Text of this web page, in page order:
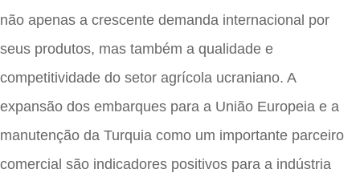
não apenas a crescente demanda internacional por
seus produtos, mas também a qualidade e
competitividade do setor agrícola ucraniano. A
expansão dos embarques para a União Europeia e a
manutenção da Turquia como um importante parceiro
comercial são indicadores positivos para a indústria